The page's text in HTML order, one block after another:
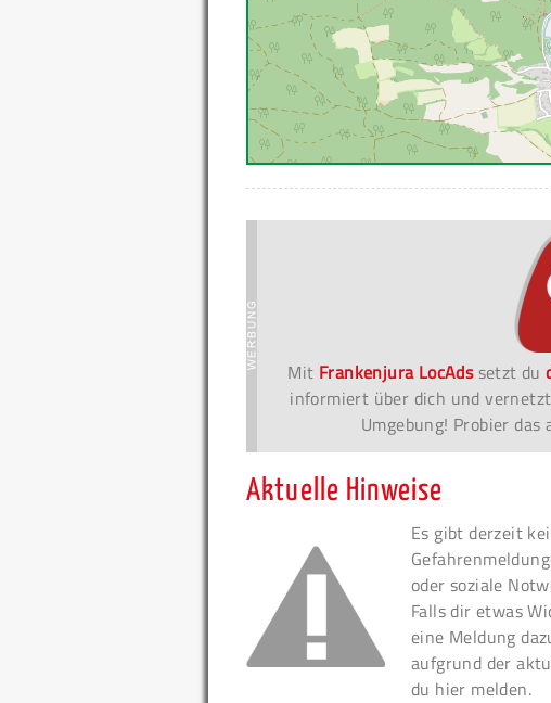
Mit Frankenjura LocAdssetzt du
informiert über dich und
Umgebung! Probier das
Aktuelle Hinweise
Es gibt derzeit
oder soziale
Falls dir etwas
eine Meldung
aufgrund der
du hier melden.